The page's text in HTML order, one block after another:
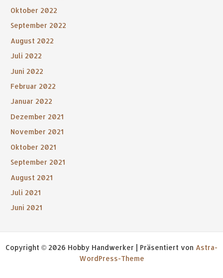
Oktober 2022
September 2022
August 2022
Juli 2022
Juni 2022
Februar 2022
Januar 2022
Dezember 2021
November 2021
Oktober 2021
September 2021
August 2021
Juli 2021
Juni 2021
Copyright © 2026 Hobby Handwerker | Präsentiert von Astra-
WordPress-Theme